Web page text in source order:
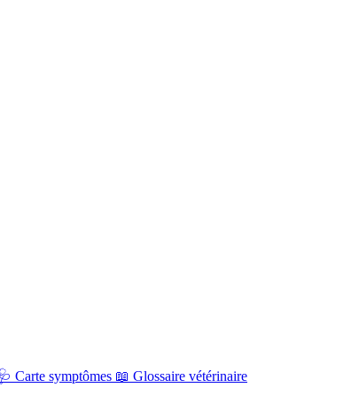
🩺 Carte symptômes 📖 Glossaire vétérinaire